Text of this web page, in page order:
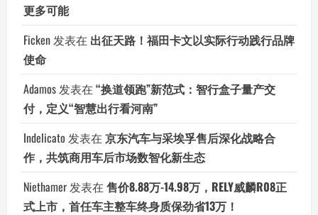
更多可能
Ficken 发表在 出征天路！福田卡文以实际行动践行品牌
使命
Adamos 发表在 “换道领跑”新范式：智行盒子量产交
付，定义“智慧出行看河南”
Indelicato 发表在 京东汽车与采埃孚售后深化战略合
作，共筑商用车后市场数智化新生态
Niethamer 发表在 售价8.88万-14.98万，RELY威麟R08正
式上市，首任车主整车终身质保劲省13万！